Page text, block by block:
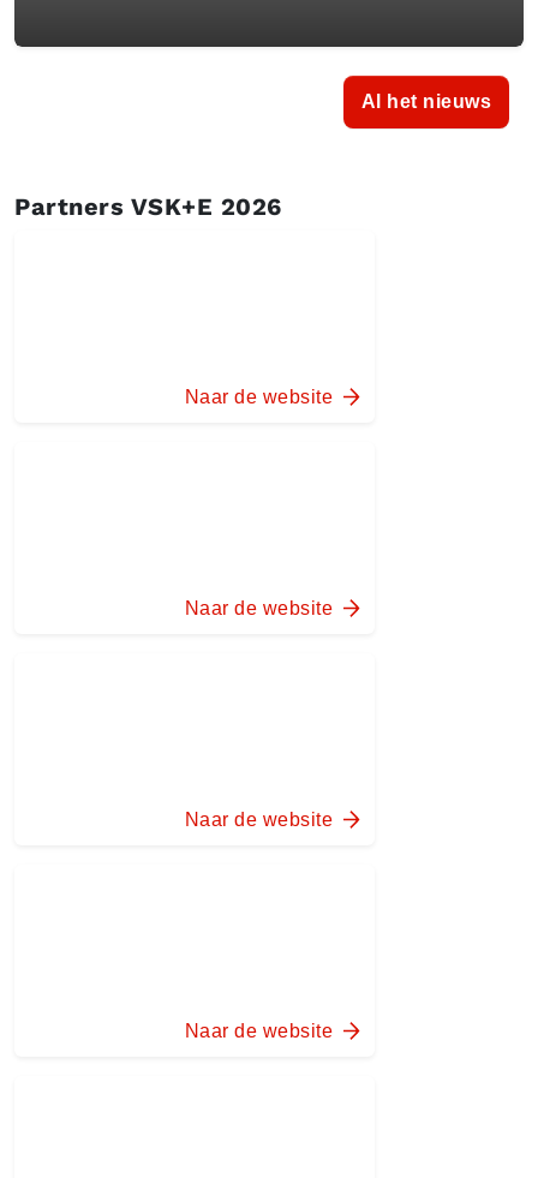
Al het nieuws
Partners VSK+E 2026
Naar de website
Naar de website
Naar de website
Naar de website